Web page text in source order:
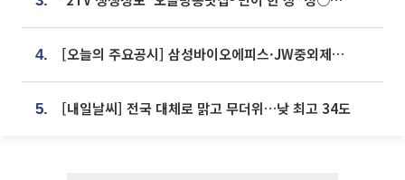
4. [오늘의 주요공시] 삼성바이오에피스·JW중외제약·한미반도체·SK바이오사이언스 등
5. [내일날씨] 전국 대체로 맑고 무더위…낮 최고 34도